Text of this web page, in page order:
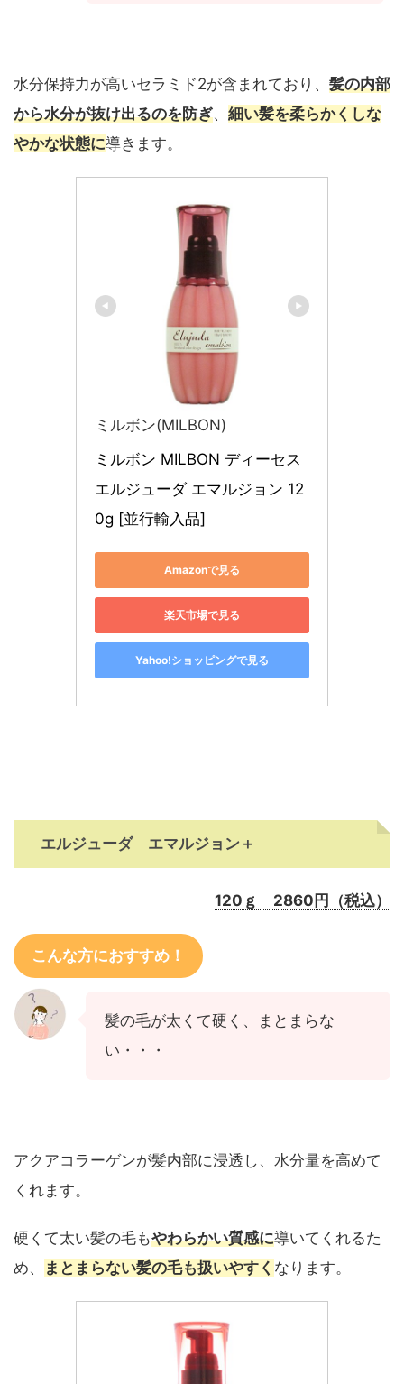
水分保持力が高いセラミド2が含まれており、 髪の内部
から水分が抜け出るのを防ぎ、 細い髪を柔らかくしな
やかな状態に導きます。
ミルボン(MILBON)
ミルボン MILBON ディーセス
エルジューダ エマルジョン 12
0g [並行輸入品]
Amazonで見る
楽天市場で見る
Yahoo!ショッピングで見る
エルジューダ エマルジョン＋
120ｇ 2860円（税込）
こんな方におすすめ！
髪の毛が太くて硬く、まとまらな
い・・・
アクアコラーゲンが髪内部に浸透し、水分量を高めて
くれます。
硬くて太い髪の毛もやわらかい質感に導いてくれるた
め、
まとまらない髪の毛も扱いやすく なります。